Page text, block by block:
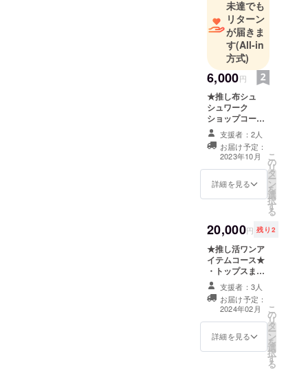
替え配置で
独自のカ
ラー出すよ
うにしてい
ます。
未達でも
リターン
が届きま
す(All-in
方式)
6,000円
★推し布シュ
シュワーク
ショップコース
★ ・推し布シュ
シュを作るワー
クショップにご
参加いただけま
す。 講習は73が
行います。 ご自
いただけます。
※布を含む資材
ははこちらでご
用意します。使
いたい資材のお
持ち込みも可能
です。 ※講習に
ついて ・1回
のみで完了。4時
公共施設を使
用） ・1回に
つき2名様で開催
支援者：2人
お届け予定：
2023年10月
詳細を見る
こ
の
リ
タ
ー
ン
を
選
択
す
る
20,000円 残り2
★推し活ワンア
イテムコース★
・トップスまた
はボトム1点
ご支援者様のイ
メージする推し
に応じてデザイ
ン・製作いたし
ます。 追加料
支援者：3人
お届け予定：
2024年02月
詳細を見る
こ
の
リ
タ
ー
ン
を
選
択
す
る